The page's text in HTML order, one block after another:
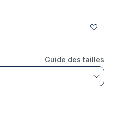
Guide des tailles